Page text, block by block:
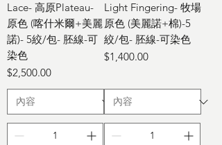
Lace- 高原Plateau-
原色 (喀什米爾+美麗
諾)- 5絞/包- 胚線-可
染色
價格
$2,500.00
Light Fingering- 牧場
原色 (美麗諾+棉)-5
絞/包- 胚線-可染色
價格
$1,400.00